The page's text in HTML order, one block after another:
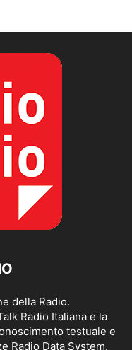
della Radio.
Radio Italiana e la
testuale e
Radio Data System.